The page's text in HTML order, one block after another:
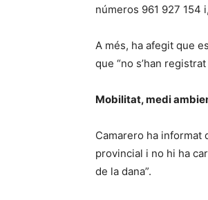
números 961 927 154
A més, ha afegit que
que “no s’han
Mobilitat, medi
Camarero ha informat
provincial i no hi ha
de la dana”.